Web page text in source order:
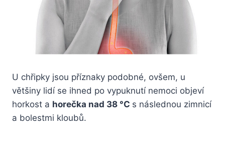
U chřipky jsou příznaky podobné, ovšem, u
většiny lidí se ihned po vypuknutí nemoci objeví
horkost a horečka nad 38 °C s následnou zimnicí
a bolestmi kloubů.